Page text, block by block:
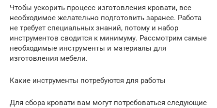
Чтобы ускорить процесс изготовления кровати, все
необходимое желательно подготовить заранее. Работа
не требует специальных знаний, потому и набор
инструментов сводится к минимуму. Рассмотрим самые
необходимые инструменты и материалы для
изготовления мебели.
Какие инструменты потребуются для работы
Для сбора кровати вам могут потребоваться следующие